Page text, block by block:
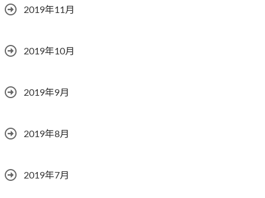
2019年11月
2019年10月
2019年9月
2019年8月
2019年7月